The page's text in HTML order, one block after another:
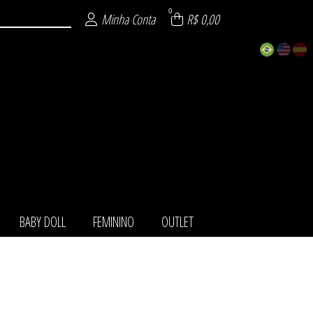
Minha Conta 0 R$ 0,00
BABY DOLL FEMININO OUTLET